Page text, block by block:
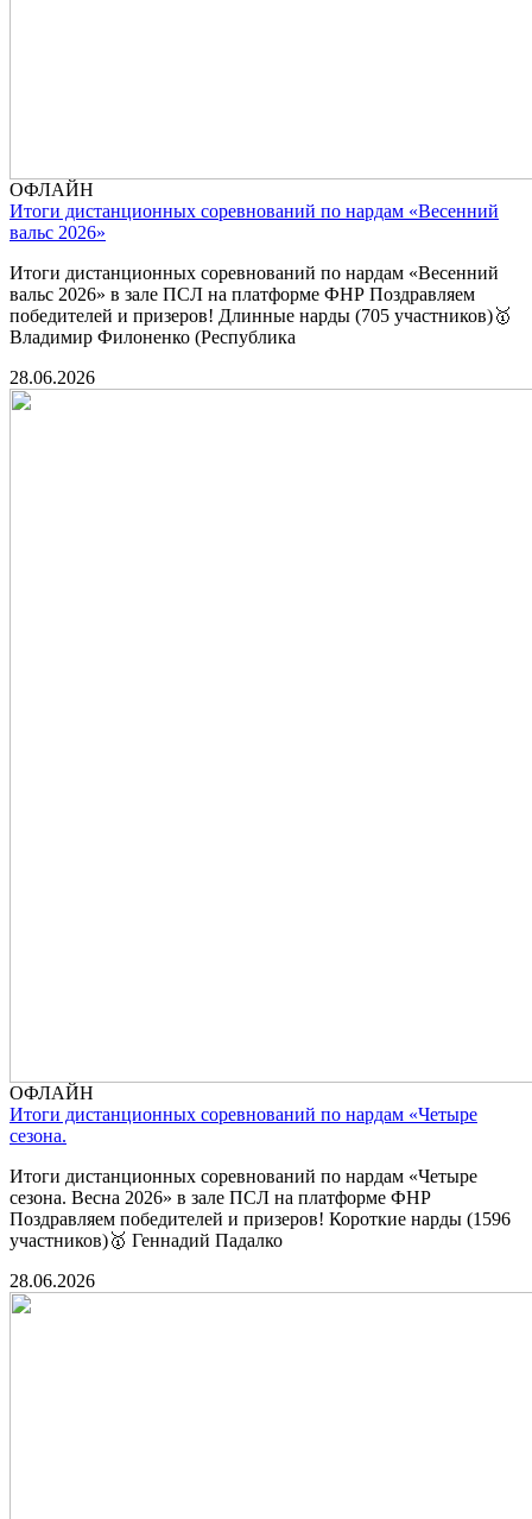
ОФЛАЙН
Итоги дистанционных соревнований по нардам «Весенний
вальс 2026»
Итоги дистанционных соревнований по нардам «Весенний
вальс 2026» в зале ПСЛ на платформе ФНР Поздравляем
победителей и призеров! Длинные нарды (705 участников)🥇
Владимир Филоненко (Республика
28.06.2026
ОФЛАЙН
Итоги дистанционных соревнований по нардам «Четыре
сезона.
Итоги дистанционных соревнований по нардам «Четыре
сезона. Весна 2026» в зале ПСЛ на платформе ФНР
Поздравляем победителей и призеров! Короткие нарды (1596
участников)🥇 Геннадий Падалко
28.06.2026